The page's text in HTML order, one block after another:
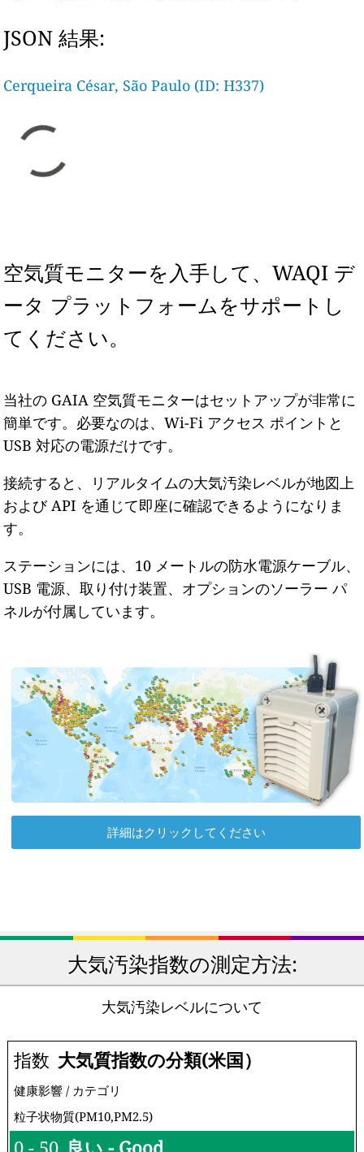
JSON 結果:
Cerqueira César, São Paulo (ID: H337)
空気質モニターを入手して、WAQI デ
ータ プラットフォームをサポートし
てください。
当社の GAIA 空気質モニターはセットアップが非常に
簡単です。必要なのは、Wi-Fi アクセス ポイントと
USB 対応の電源だけです。
接続すると、リアルタイムの大気汚染レベルが地図上
および API を通じて即座に確認できるようになりま
す。
ステーションには、10 メートルの防水電源ケーブル、
USB 電源、取り付け装置、オプションのソーラー パ
ネルが付属しています。
詳細はクリックしてください
大気汚染指数の測定方法:
大気汚染レベルについて
指数 大気質指数の分類(米国）
健康影響 / カテゴリ
粒子状物質(PM10,PM2.5)